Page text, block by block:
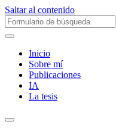
Saltar al contenido
Buscar:
Inicio
Sobre mí­
Publicaciones
IA
La tesis
Alternar